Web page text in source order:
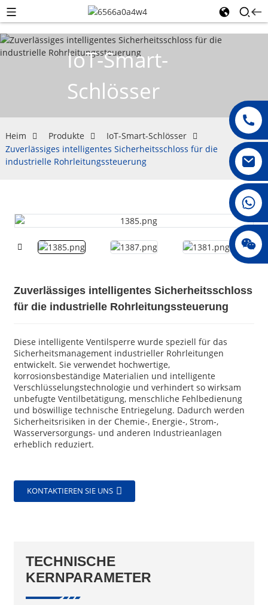
jenny010678
IoT-Smart-
Schlösser
Heim Produkte
IoT-Smart-Schlösser
Zuverlässiges intelligentes Sicherheitsschloss für die
industrielle Rohrleitungssteuerung
Zuverlässiges intelligentes Sicherheitsschloss
für die industrielle Rohrleitungssteuerung
Diese intelligente Ventilsperre wurde speziell für das
Sicherheitsmanagement industrieller Rohrleitungen
entwickelt. Sie verwendet hochwertige,
korrosionsbeständige Materialien und intelligente
Verschlüsselungstechnologie und verhindert so wirksam
unbefugte Ventilbetätigung, menschliche Fehlbedienung
und böswillige technische Entriegelung. Dadurch werden
Sicherheitsrisiken in der Chemie-, Energie-, Strom-,
Wasserversorgungs- und anderen Industrieanlagen
erheblich reduziert.
KONTAKTIEREN SIE UNS
TECHNISCHE
KERNPARAMETER